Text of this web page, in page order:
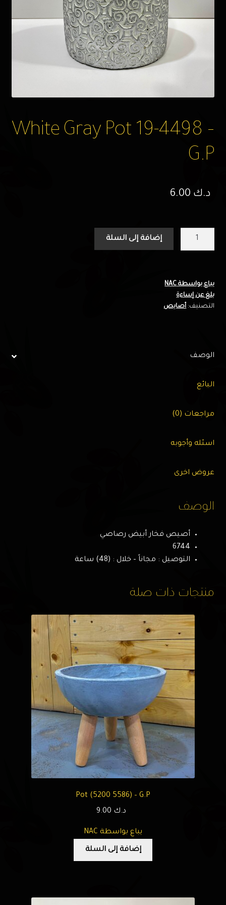
White Gray Pot 19-4498 –
G.P
د.ك
19-
4498
-
إضافة إلى السلة
يباع بواسطة NAC
بلغ عن إساءة
التصنيف:أصايص
الوصف
البائع
مراجعات (0)
اسئله وأجوبه
عروض اخرى
الوصف
أصيص فخار أبيض رصاصي
6744
التوصيل : مجاناً – خلال : (48) ساعة
منتجات ذات صلة
Pot (5200 5586) – G.P
د.ك
يباع بواسطة NAC
إضافة إلى السلة